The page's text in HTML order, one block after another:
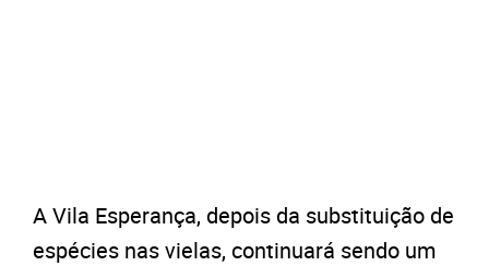
A Vila Esperança, depois da substituição de
espécies nas vielas, continuará sendo um